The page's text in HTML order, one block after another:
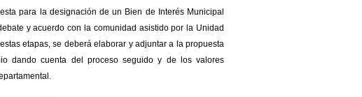
para la designación de un Bien de Interés Municipal
y acuerdo con la comunidad asistido por la Unidad
etapas, se deberá elaborar y adjuntar a la propuesta
dando cuenta del proceso seguido y de los valores